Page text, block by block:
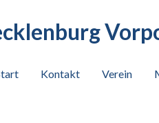
Kontakt Verein